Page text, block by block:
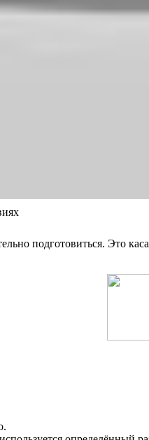
подготовиться. Это